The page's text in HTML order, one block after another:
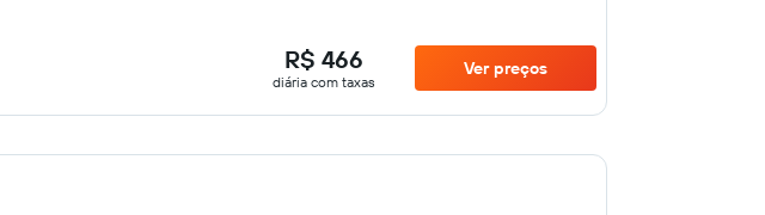
R$ 466
diária com taxas
Ver preços